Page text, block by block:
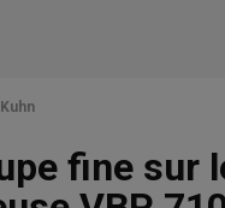
Kuhn
fine sur